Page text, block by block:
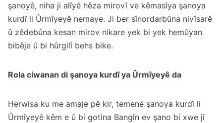
şanoyê, niha ji alîyê hêza mirovî ve kêmasîya şanoya
kurdî li Ûrmîyeyê nemaye. Ji ber sînordarbûna nivîsarê
û zêdebûna kesan mirov nikare yek bi yek hemûyan
bibêje û bi hûrgilî behs bike.
Rola ciwanan di şanoya kurdî ya Ûrmîyeyê da
Herwisa ku me amaje pê kir, temenê şanoya kurdî li
Ûrmîyeyê kêm e û bi gotina Bangîn ev şano bi xwe jî